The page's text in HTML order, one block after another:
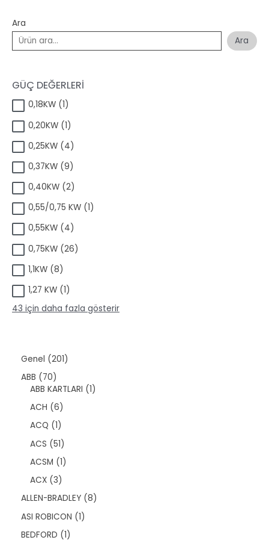
Ara
Ara
GÜÇ DEĞERLERİ
0,18KW 11
r
ü
n
0,20KW 11
r
ü
n
0,25KW 44
r
ü
n
0,37KW 99
r
ü
n
0,40KW 22
r
ü
n
0,55/0,75 KW 11
0,55KW 44
r
0,75KW 262
n
1,1KW 88
r
ü
1,27 KW 11
r
43 için daha fazla gösterir
Genel 2012
ü
ABB 707
0
ü
r
ü
n
ABB KARTLARI 11
ACH 66
ü
r
ü
n
ACQ 11
ü
r
ü
n
ACS 515
ü
r
n
ACSM 11
ü
ACX 33
r
ü
n
ALLEN-BRADLEY 88
ASI ROBICON 11
BEDFORD 11